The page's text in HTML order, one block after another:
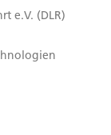
e.V. (DLR)